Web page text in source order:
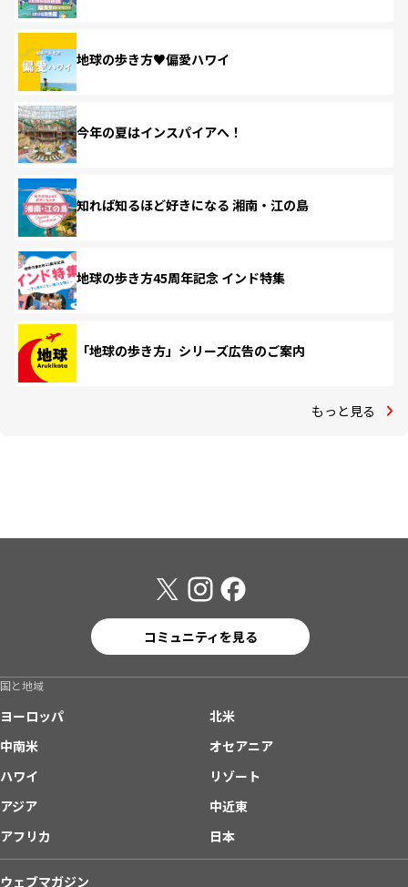
地球の歩き方♥偏愛ハワイ
今年の夏はインスパイアへ！
知れば知るほど好きになる 湘南・江の島
地球の歩き方45周年記念 インド特集
「地球の歩き方」シリーズ広告のご案内
もっと見る
コミュニティを見る
国と地域
ヨーロッパ
北米
中南米
オセアニア
ハワイ
リゾート
アジア
中近東
アフリカ
日本
ウェブマガジン